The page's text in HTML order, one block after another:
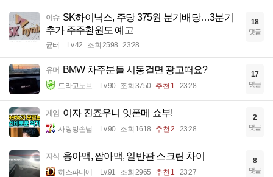
이슈 SK하이닉스, 주당 375원 분기배당…3분기
추가 주주환원도 예고
균터 Lv.42 조회 2598 23:28
18
댓글
유머 BMW 차주분들 시동걸면 광고떠요?
드라고노브 Lv.90 조회 3750 추천 1 23:28
17
댓글
게임 이자 진죠우니 잇폰메 쇼부!
사랑방손님 Lv.90 조회 1618 추천 2 23:28
2
댓글
지식 용아맥, 짭아맥, 일반관 스크린 차이
히스파니에 Lv.91 조회 2965 추천 1 23:27
8
댓글